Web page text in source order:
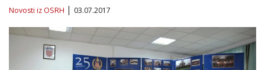
Novosti iz OSRH 03.07.2017